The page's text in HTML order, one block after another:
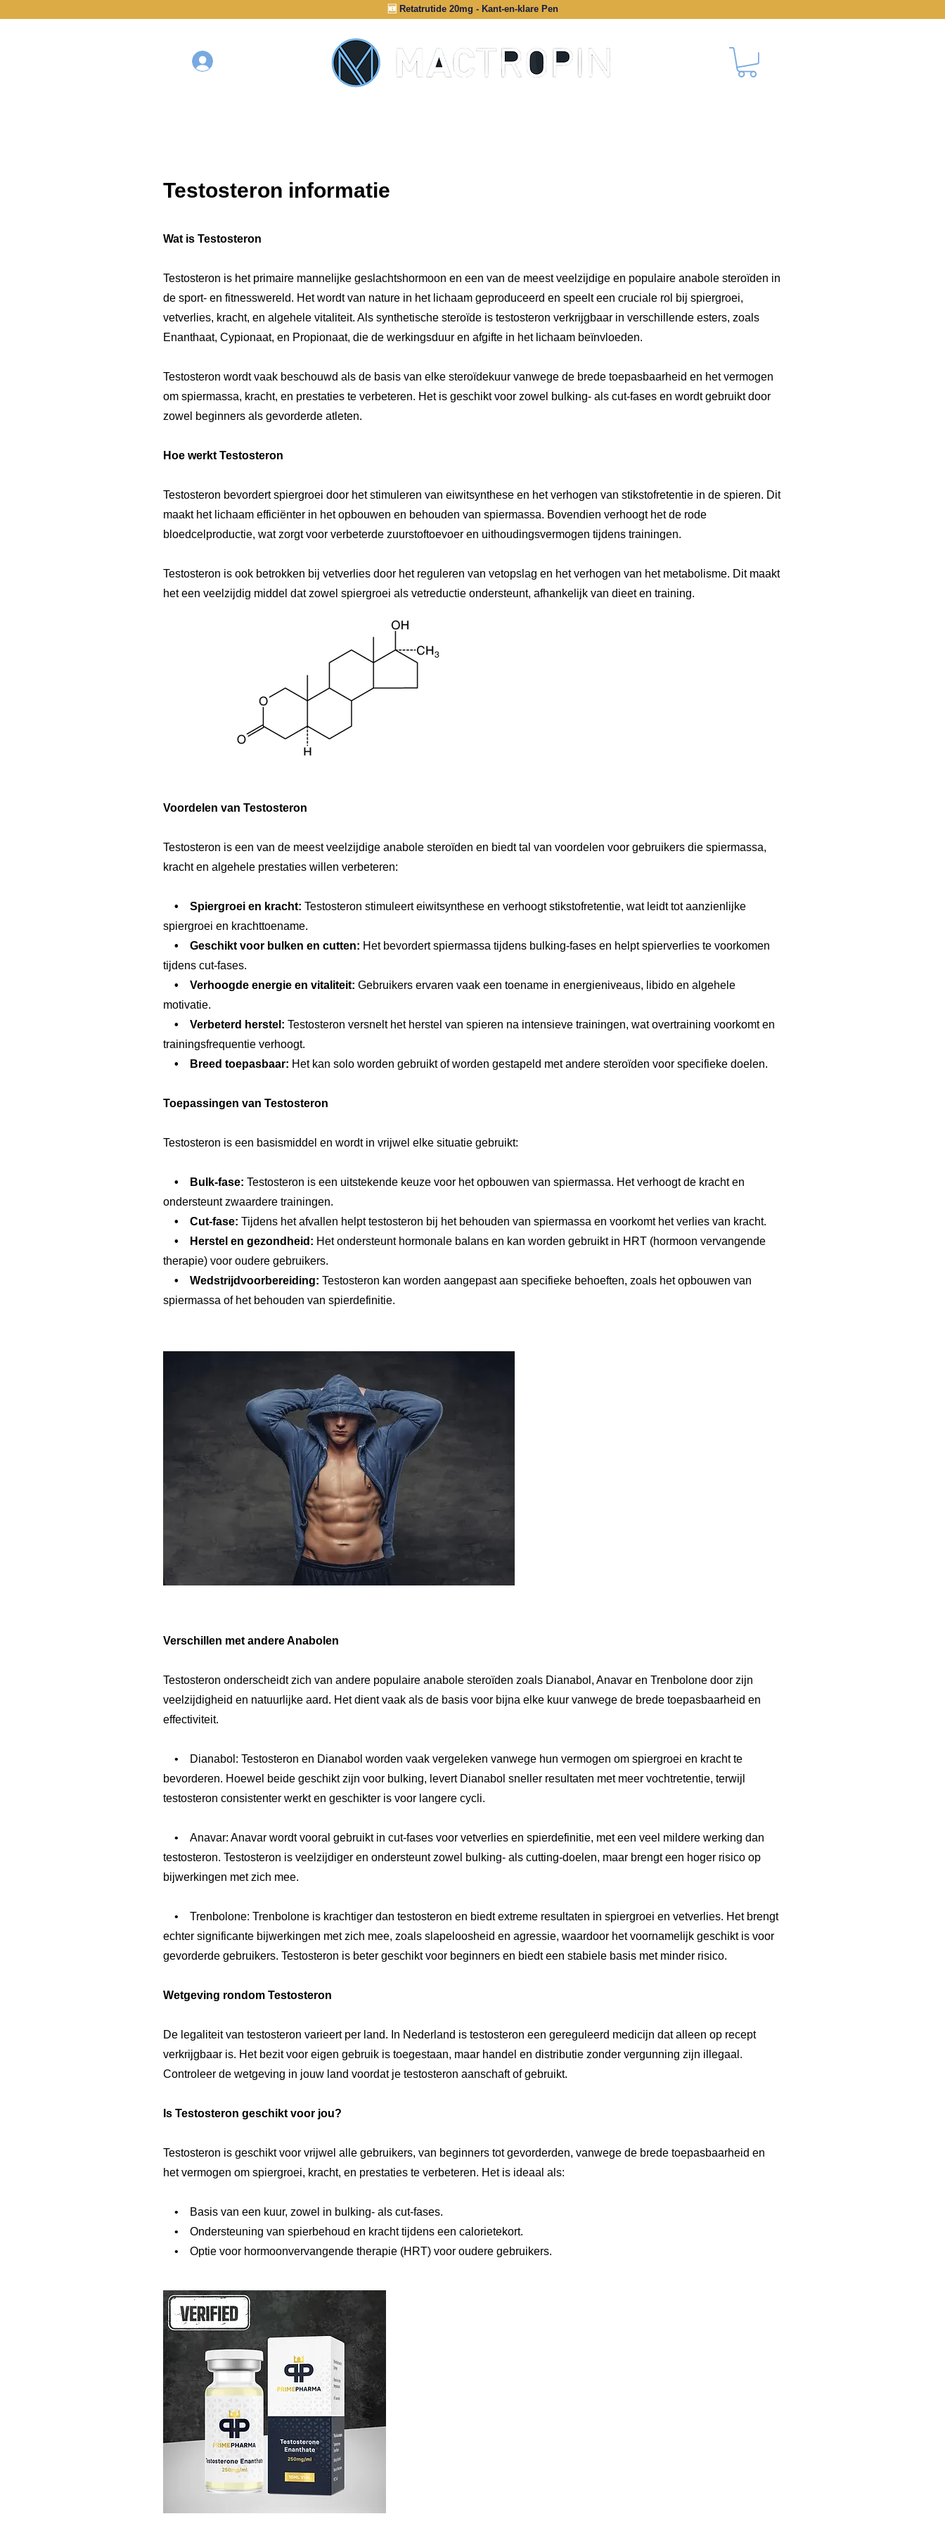
🆕 Retatrutide 20mg - Kant-en-klare Pen
Testosteron informatie
Wat is Testosteron
Testosteron is het primaire mannelijke geslachtshormoon en een van de meest veelzijdige en populaire anabole steroïden in
de sport- en fitnesswereld. Het wordt van nature in het lichaam geproduceerd en speelt een cruciale rol bij spiergroei,
vetverlies, kracht, en algehele vitaliteit. Als synthetische steroïde is testosteron verkrijgbaar in verschillende esters, zoals
Enanthaat, Cypionaat, en Propionaat, die de werkingsduur en afgifte in het lichaam beïnvloeden.
Testosteron wordt vaak beschouwd als de basis van elke steroïdekuur vanwege de brede toepasbaarheid en het vermogen
om spiermassa, kracht, en prestaties te verbeteren. Het is geschikt voor zowel bulking- als cut-fases en wordt gebruikt door
zowel beginners als gevorderde atleten.
Hoe werkt Testosteron
Testosteron bevordert spiergroei door het stimuleren van eiwitsynthese en het verhogen van stikstofretentie in de spieren. Dit
maakt het lichaam efficiënter in het opbouwen en behouden van spiermassa. Bovendien verhoogt het de rode
bloedcelproductie, wat zorgt voor verbeterde zuurstoftoevoer en uithoudingsvermogen tijdens trainingen.
Testosteron is ook betrokken bij vetverlies door het reguleren van vetopslag en het verhogen van het metabolisme. Dit maakt
het een veelzijdig middel dat zowel spiergroei als vetreductie ondersteunt, afhankelijk van dieet en training.
Voordelen van Testosteron
Testosteron is een van de meest veelzijdige anabole steroïden en biedt tal van voordelen voor gebruikers die spiermassa,
kracht en algehele prestaties willen verbeteren:
• Spiergroei en kracht: Testosteron stimuleert eiwitsynthese en verhoogt stikstofretentie, wat leidt tot aanzienlijke
spiergroei en krachttoename.
• Geschikt voor bulken en cutten: Het bevordert spiermassa tijdens bulking-fases en helpt spierverlies te voorkomen
tijdens cut-fases.
• Verhoogde energie en vitaliteit: Gebruikers ervaren vaak een toename in energieniveaus, libido en algehele
motivatie.
• Verbeterd herstel: Testosteron versnelt het herstel van spieren na intensieve trainingen, wat overtraining voorkomt en
trainingsfrequentie verhoogt.
• Breed toepasbaar: Het kan solo worden gebruikt of worden gestapeld met andere steroïden voor specifieke doelen.
Toepassingen van Testosteron
Testosteron is een basismiddel en wordt in vrijwel elke situatie gebruikt:
• Bulk-fase: Testosteron is een uitstekende keuze voor het opbouwen van spiermassa. Het verhoogt de kracht en
ondersteunt zwaardere trainingen.
• Cut-fase: Tijdens het afvallen helpt testosteron bij het behouden van spiermassa en voorkomt het verlies van kracht.
• Herstel en gezondheid: Het ondersteunt hormonale balans en kan worden gebruikt in HRT (hormoon vervangende
therapie) voor oudere gebruikers.
• Wedstrijdvoorbereiding: Testosteron kan worden aangepast aan specifieke behoeften, zoals het opbouwen van
spiermassa of het behouden van spierdefinitie.
Verschillen met andere Anabolen
Testosteron onderscheidt zich van andere populaire anabole steroïden zoals Dianabol, Anavar en Trenbolone door zijn
veelzijdigheid en natuurlijke aard. Het dient vaak als de basis voor bijna elke kuur vanwege de brede toepasbaarheid en
effectiviteit.
• Dianabol: Testosteron en Dianabol worden vaak vergeleken vanwege hun vermogen om spiergroei en kracht te
bevorderen. Hoewel beide geschikt zijn voor bulking, levert Dianabol sneller resultaten met meer vochtretentie, terwijl
testosteron consistenter werkt en geschikter is voor langere cycli.
• Anavar: Anavar wordt vooral gebruikt in cut-fases voor vetverlies en spierdefinitie, met een veel mildere werking dan
testosteron. Testosteron is veelzijdiger en ondersteunt zowel bulking- als cutting-doelen, maar brengt een hoger risico op
bijwerkingen met zich mee.
• Trenbolone: Trenbolone is krachtiger dan testosteron en biedt extreme resultaten in spiergroei en vetverlies. Het brengt
echter significante bijwerkingen met zich mee, zoals slapeloosheid en agressie, waardoor het voornamelijk geschikt is voor
gevorderde gebruikers. Testosteron is beter geschikt voor beginners en biedt een stabiele basis met minder risico.
Wetgeving rondom Testosteron
De legaliteit van testosteron varieert per land. In Nederland is testosteron een gereguleerd medicijn dat alleen op recept
verkrijgbaar is. Het bezit voor eigen gebruik is toegestaan, maar handel en distributie zonder vergunning zijn illegaal.
Controleer de wetgeving in jouw land voordat je testosteron aanschaft of gebruikt.
Is Testosteron geschikt voor jou?
Testosteron is geschikt voor vrijwel alle gebruikers, van beginners tot gevorderden, vanwege de brede toepasbaarheid en
het vermogen om spiergroei, kracht, en prestaties te verbeteren. Het is ideaal als:
• Basis van een kuur, zowel in bulking- als cut-fases.
• Ondersteuning van spierbehoud en kracht tijdens een calorietekort.
• Optie voor hormoonvervangende therapie (HRT) voor oudere gebruikers.